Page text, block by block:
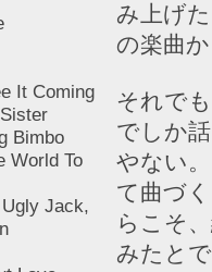
It Coming
Bimbo
World To
Jack,
み上げ
の楽曲
それで
でしか
やない
て曲づ
らこそ
みたと